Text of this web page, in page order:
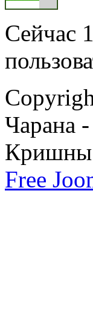
Сейчас
Чарана
Кришны
Free